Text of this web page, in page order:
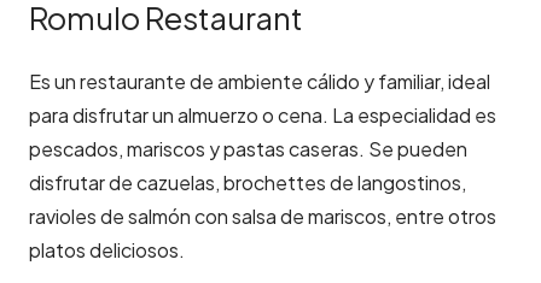
Romulo Restaurant
Es un restaurante de ambiente cálido y familiar, ideal
para disfrutar un almuerzo o cena. La especialidad es
pescados, mariscos y pastas caseras. Se pueden
disfrutar de cazuelas, brochettes de langostinos,
ravioles de salmón con salsa de mariscos, entre otros
platos deliciosos.